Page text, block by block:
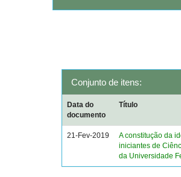
Conjunto de itens:
Data do
documento
Título
21-Fev-2019
A constitução da
iniciantes de
da Universidade